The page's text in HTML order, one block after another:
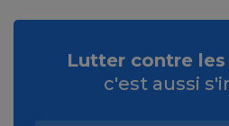
Lutter contre
c'est aussi